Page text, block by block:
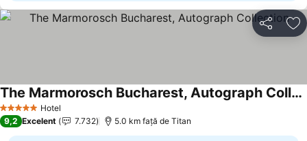
Distribuiți
5 Stele Hotel
The Marmorosch Bucharest, Autograph Collection
9,2 Excelent 7.732 5.0 km faţă de Titan